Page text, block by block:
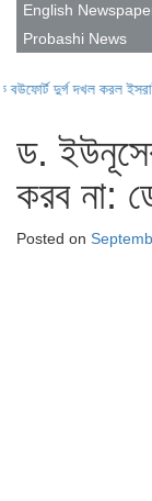
English
Probashi News
দখল করল ইসরাইল|
ড.
করব না:
Posted on